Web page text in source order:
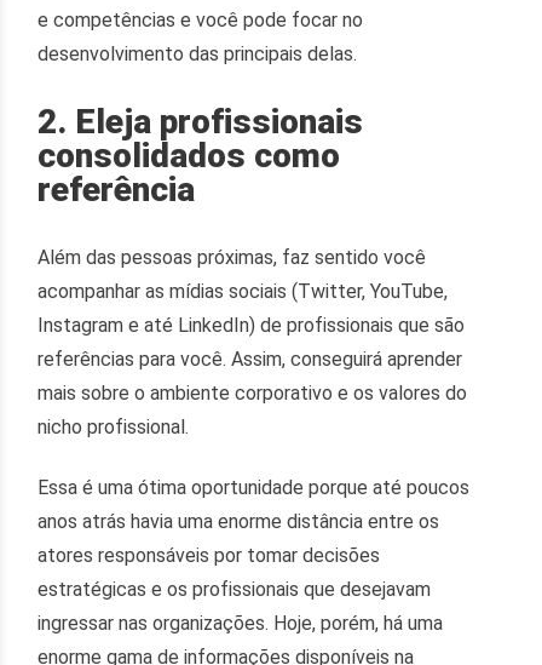
e competências e você pode focar no
desenvolvimento das principais delas.
2. Eleja profissionais
consolidados como
referência
Além das pessoas próximas, faz sentido você
acompanhar as mídias sociais (Twitter, YouTube,
Instagram e até LinkedIn) de profissionais que são
referências para você. Assim, conseguirá aprender
mais sobre o ambiente corporativo e os valores do
nicho profissional.
Essa é uma ótima oportunidade porque até poucos
anos atrás havia uma enorme distância entre os
atores responsáveis por tomar decisões
estratégicas e os profissionais que desejavam
ingressar nas organizações. Hoje, porém, há uma
enorme gama de informações disponíveis na